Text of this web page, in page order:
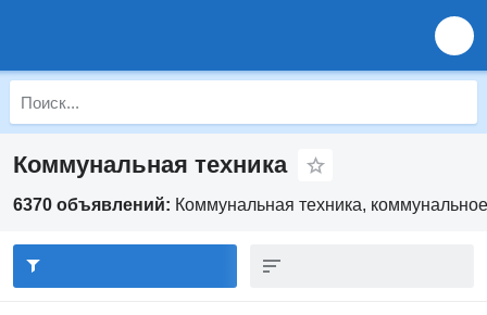
Коммунальная техника
6370 объявлений: Коммунальная техника,